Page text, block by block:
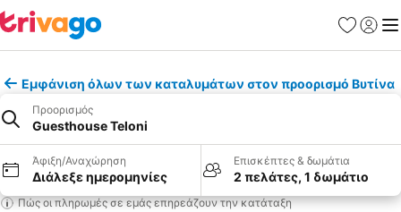
Εμφάνιση όλων των καταλυμάτων στον προορισμό Βυτίνα
Προορισμός
Guesthouse Teloni
Άφιξη/Αναχώρηση
Διάλεξε ημερομηνίες
Επισκέπτες & δωμάτια
2 πελάτες, 1 δωμάτιο
Πώς οι πληρωμές σε εμάς επηρεάζουν την κατάταξη